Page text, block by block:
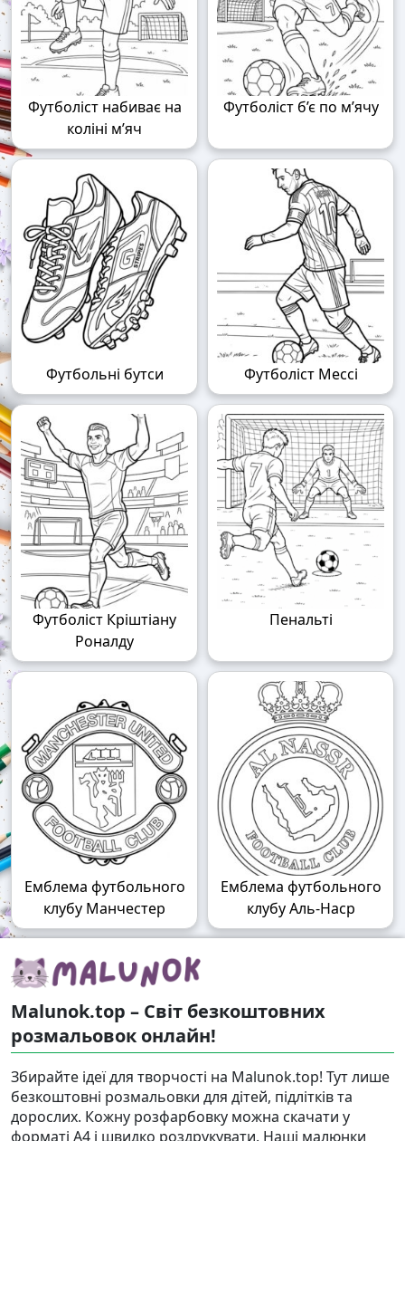
Футболіст набиває на
коліні м’яч
Футболіст б’є по м’ячу
Футбольні бутси Футболіст Мессі
Футболіст Кріштіану
Роналду
Пенальті
Емблема футбольного
клубу Манчестер
Емблема футбольного
клубу Аль-Наср
Malunok.top – Світ безкоштовних
розмальовок онлайн!
Збирайте ідеї для творчості на Malunok.top! Тут лише
безкоштовні розмальовки для дітей, підлітків та
дорослих. Кожну розфарбовку можна скачати у
форматі А4 і швидко роздрукувати. Наші малюнки